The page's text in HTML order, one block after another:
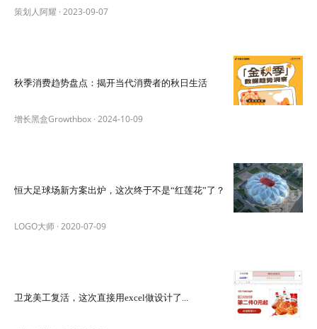
策划人阿耀 · 2023-09-07
秋季消费趋势盘点：揭开当代消费者的秋日生活
增长黑盒Growthbox · 2024-10-09
恒大足球场新方案出炉，这次终于不是“红莲花”了？
LOGO大师 · 2020-07-09
卫龙美工复活，这次直接用excel做设计了...